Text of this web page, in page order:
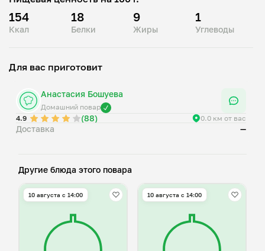
154
Ккал
18
Белки
9
Жиры
1
Углеводы
Для вас приготовит
Анастасия Бошуева
Домашний повар
4.9
(88) 0.0 км от вас
Доставка —
Другие блюда этого повара
10 августа с 14:00 10 августа с 14:00